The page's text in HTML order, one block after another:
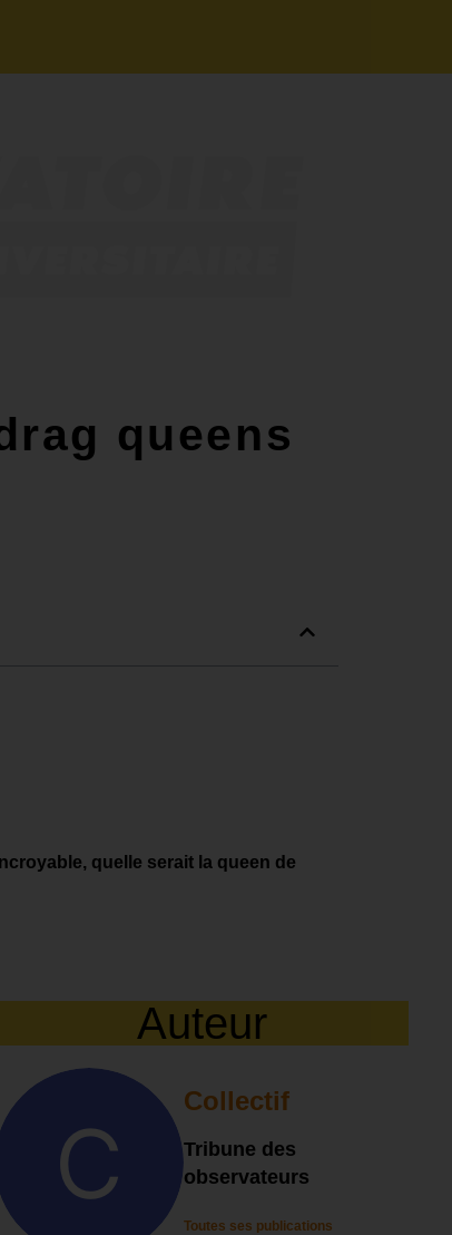
queens
quelle serait la queen de
Auteur
Collectif
Tribune des
observateurs
Toutes ses publications